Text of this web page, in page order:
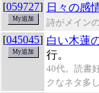
[059727] 日々の感
詩がメイン
[045045] 白い木蓮
行。
40代。読書
クなネタ多